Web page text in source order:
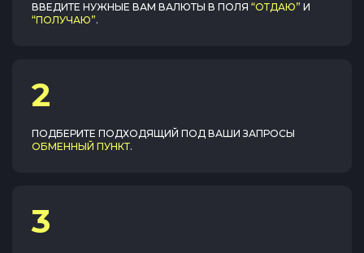
ВВЕДИТЕ НУЖНЫЕ ВАМ ВАЛЮТЫ В ПОЛЯ “ОТДАЮ” И
“ПОЛУЧАЮ”.
2
ПОДБЕРИТЕ ПОДХОДЯЩИЙ ПОД ВАШИ ЗАПРОСЫ
ОБМЕННЫЙ ПУНКТ.
3